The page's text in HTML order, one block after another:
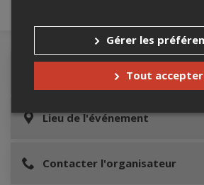
Détails de l'événement
Lieu de l'événement
Contacter l'organisateur
Gérer les
Tout accepter